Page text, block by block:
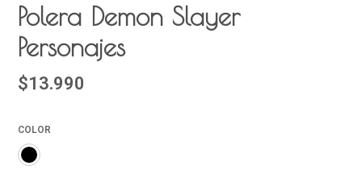
Polera Demon Slayer
Personajes
$13.990
COLOR